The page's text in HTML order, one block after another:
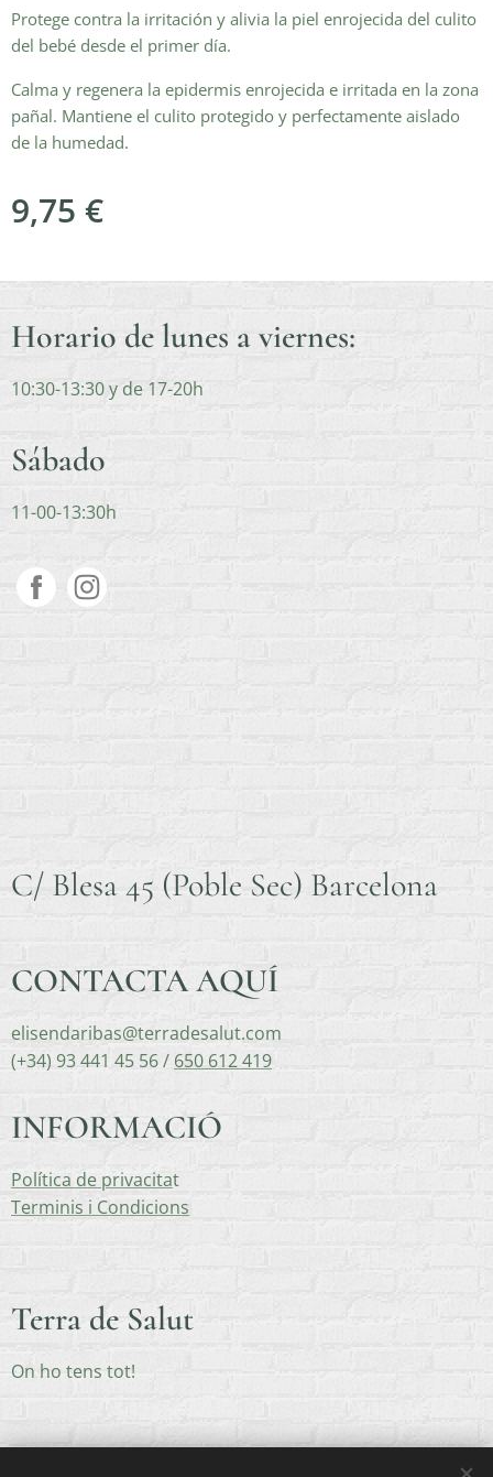
Protege contra la irritación y alivia la piel enrojecida del culito
del bebé desde el primer día.
Calma y regenera la epidermis enrojecida e irritada en la zona
pañal. Mantiene el culito protegido y perfectamente aislado
de la humedad.
9,75 €
Horario de lunes a viernes:
10:30-13:30 y de 17-20h
Sábado
11-00-13:30h
C/ Blesa 45 (Poble Sec) Barcelona
CONTACTA AQUÍ
elisendaribas@terradesalut.com
(+34) 93 441 45 56 / 650 612 419
INFORMACIÓ
Política de privacitat
Terminis i Condicions
Terra de Salut
On ho tens tot!